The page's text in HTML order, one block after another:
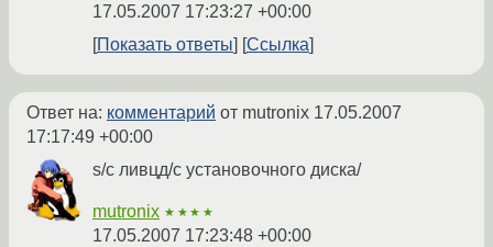
17.05.2007 17:23:27 +00:00
Показать ответы
Ссылка
Ответ на: комментарий от mutronix 17.05.2007
17:17:49 +00:00
s/с ливцд/с установочного диска/
mutronix ★★★★
17.05.2007 17:23:48 +00:00